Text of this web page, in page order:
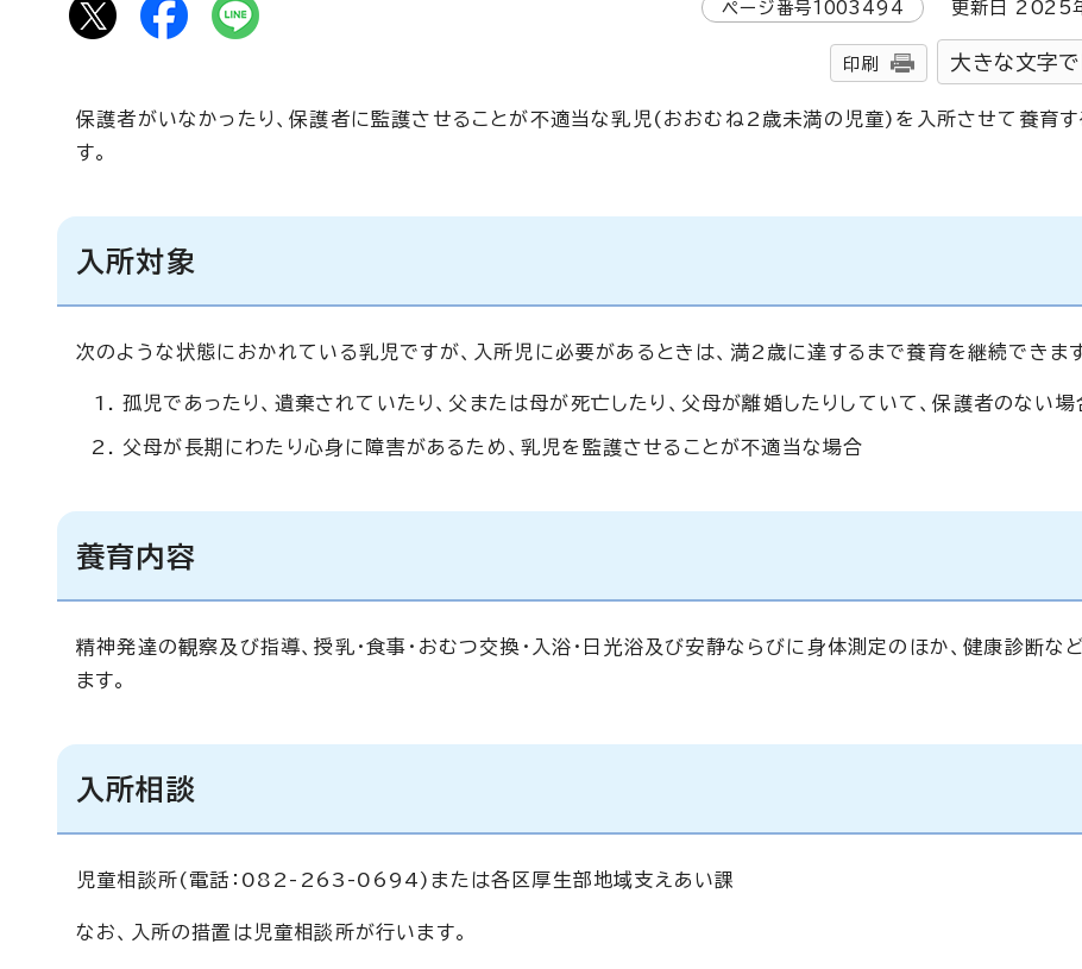
ページ番号1003494 更新日 2025
印刷 大きな文字で
保護者がいなかったり、保護者に監護させることが不適当な乳児(おおむね2歳未満の児童)を入所させて養育す
す。
入所対象
次のような状態におかれている乳児ですが、入所児に必要があるときは、満2歳に達するまで養育を継続できます
孤児であったり、遺棄されていたり、父または母が死亡したり、父母が離婚したりしていて、保護者のない場
父母が長期にわたり心身に障害があるため、乳児を監護させることが不適当な場合
養育内容
精神発達の観察及び指導、授乳・食事・おむつ交換・入浴・日光浴及び安静ならびに身体測定のほか、健康診断な
ます。
入所相談
児童相談所(電話：082-263-0694)または各区厚生部地域支えあい課
なお、入所の措置は児童相談所が行います。